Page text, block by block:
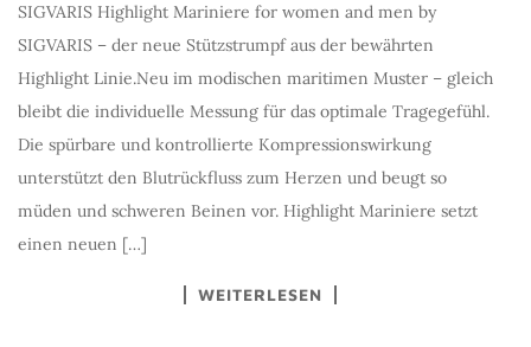
SIGVARIS Highlight Mariniere for women and men by
SIGVARIS – der neue Stützstrumpf aus der bewährten
Highlight Linie.Neu im modischen maritimen Muster – gleich
bleibt die individuelle Messung für das optimale Tragegefühl.
Die spürbare und kontrollierte Kompressionswirkung
unterstützt den Blutrückfluss zum Herzen und beugt so
müden und schweren Beinen vor. Highlight Mariniere setzt
einen neuen […]
WEITERLESEN